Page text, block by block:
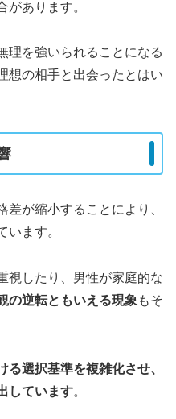
があります。
理を強いられることになる
想の相手と出会ったとはい
が縮小することにより、
います。
視したり、男性が家庭的な
の逆転ともいえる現象 もそ
る選択基準を複雑化させ、
しています。